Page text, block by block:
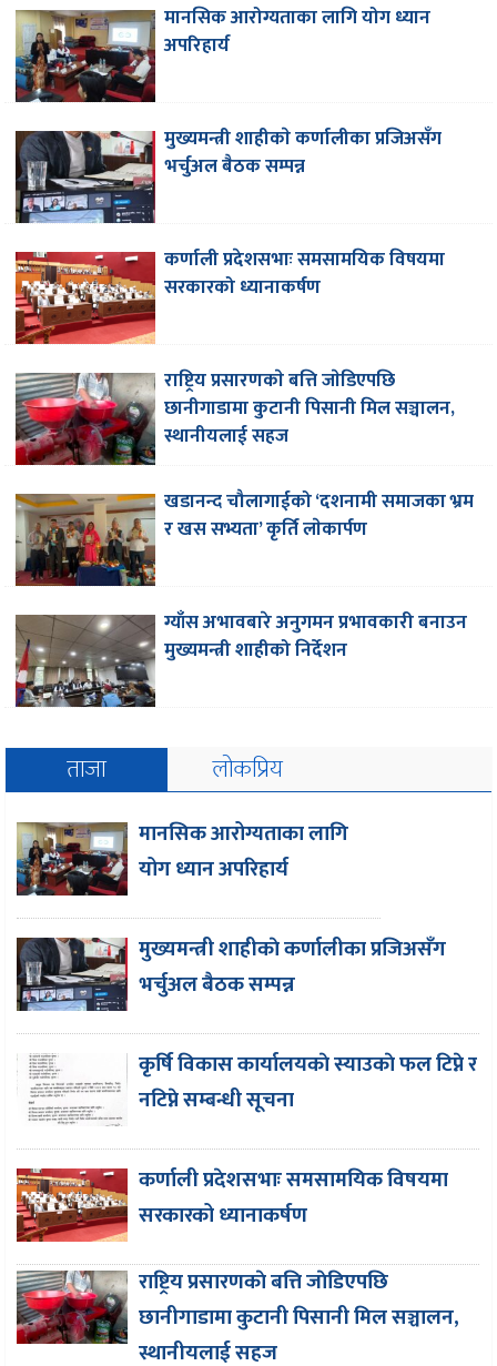
मानसिक आरोग्यताका लागि योग ध्यान
अपरिहार्य
मुख्यमन्त्री शाहीकाे कर्णालीका प्रजिअसँग
भर्चुअल बैठक सम्पन्न
कर्णाली प्रदेशसभाः समसामयिक विषयमा
सरकारको ध्यानाकर्षण
राष्ट्रिय प्रसारणकाे बत्ति जाेडिएपछि
छानीगाडामा कुटानी पिसानी मिल सञ्चालन,
स्थानीयलाई सहज
खडानन्द चौलागाईको ‘दशनामी समाजका भ्रम
र खस सभ्यता’ कृर्ति लाेकार्पण
ग्याँस अभावबारे अनुगमन प्रभावकारी बनाउन
मुख्यमन्त्री शाहीको निर्देशन
ताजा लोकप्रिय
मानसिक आरोग्यताका लागि
योग ध्यान अपरिहार्य
मुख्यमन्त्री शाहीकाे कर्णालीका प्रजिअसँग
भर्चुअल बैठक सम्पन्न
कृर्षि विकास कार्यालयकाे स्याउकाे फल टिप्ने र
नटिप्ने सम्बन्धी सूचना
कर्णाली प्रदेशसभाः समसामयिक विषयमा
सरकारको ध्यानाकर्षण
राष्ट्रिय प्रसारणकाे बत्ति जाेडिएपछि
छानीगाडामा कुटानी पिसानी मिल सञ्चालन,
स्थानीयलाई सहज